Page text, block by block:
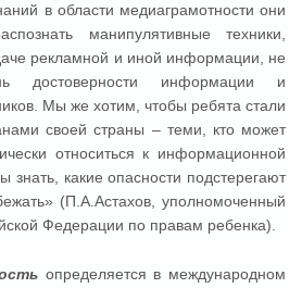
в области медиаграмотности они
манипулятивные техники,
рекламной и иной информации, не
достоверности информации и
Мы же хотим, чтобы ребята стали
своей страны – теми, кто может
относиться к информационной
знать, какие опасности подстерегают
(П.А.Астахов, уполномоченный
Федерации по правам ребенка).
определяется в международном